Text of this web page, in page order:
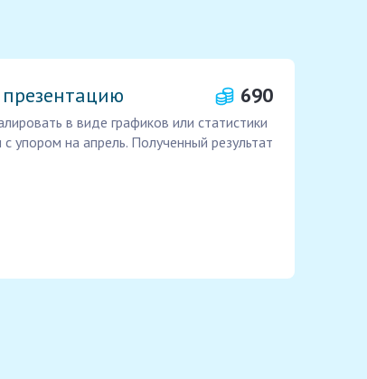
690
в виде графиков или статистики
упором на апрель. Полученный результат